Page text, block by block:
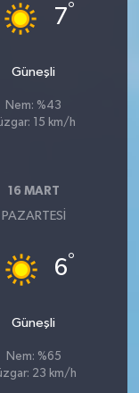
7°
Güneşli
Nem: %43
15 km/h
16 MART
PAZARTESI
6°
Güneşli
Nem: %65
23 km/h